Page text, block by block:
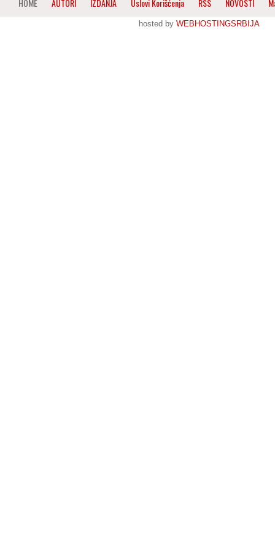
HOME AUTORI IZDANJA Uslovi Korišćenja RSS NOVOSTI
hosted by WEBHOSTINGSRBIJA